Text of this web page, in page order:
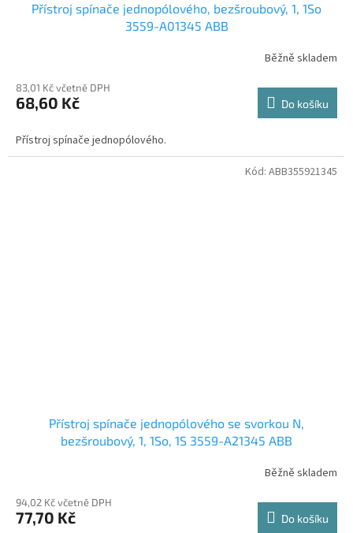
Přístroj spínače jednopólového, bezšroubový, 1, 1So
3559-A01345 ABB
Běžně skladem
83,01 Kč včetně DPH
68,60 Kč Do košíku
Přístroj spínače jednopólového.
Přístroj spínače jednopólového se svorkou N,
bezšroubový, 1, 1So, 1S 3559-A21345 ABB
Běžně skladem
94,02 Kč včetně DPH
77,70 Kč Do košíku
Kód: ABB355921345